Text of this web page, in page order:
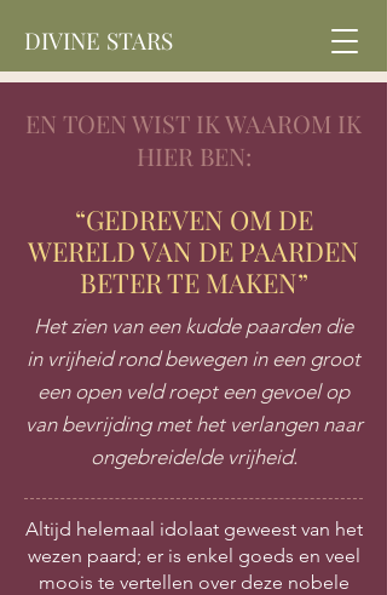
DIVINE STARS
EN TOEN WIST IK WAAROM IK
HIER BEN:
“GEDREVEN OM DE
WERELD VAN DE PAARDEN
BETER TE MAKEN”
Het zien van een kudde paarden die
in vrijheid rond bewegen in een groot
een open veld roept een gevoel op
van bevrijding met het verlangen naar
ongebreidelde vrijheid.
Altijd helemaal idolaat geweest van het
wezen paard; er is enkel goeds en veel
moois te vertellen over deze nobele